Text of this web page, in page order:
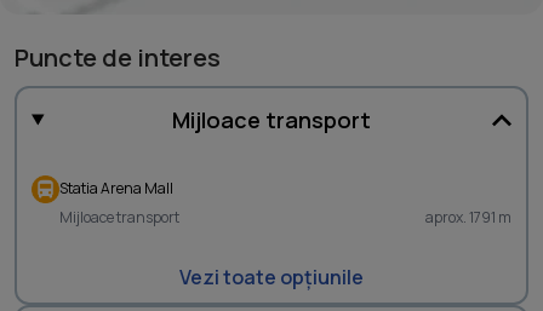
Puncte de interes
Mijloace transport
Statia Arena Mall
Mijloace transport
aprox. 1791 m
Vezi toate opțiunile